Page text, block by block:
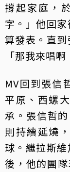
撐起家庭，
字。」他回
算發表。直到
「那我來唱啊
MV回到張信
平原、西螺
承。張信哲
則持續延燒
球。繼拉斯
後，他的團